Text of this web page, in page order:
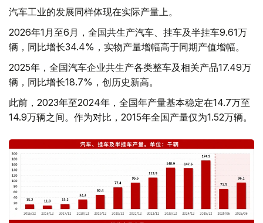
汽车工业的发展同样体现在实际产量上。
2026年1月至6月，全国共生产汽车、挂车及半挂车9.61万
辆，同比增长34.4%，实物产量增幅高于同期产值增幅。
2025年，全国汽车企业共生产各类整车及相关产品17.49万
辆，同比增长18.7%，创历史新高。
此前，2023年至2024年，全国年产量基本稳定在14.7万至
14.9万辆之间。作为对比，2015年全国产量仅为1.52万辆。